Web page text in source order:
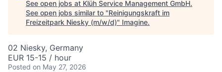
See open jobs at Klüh Service Management GmbH.
See open jobs similar to "Reinigungskraft im
Freizeitpark Niesky (m/w/d)" Imagine.
02 Niesky, Germany
EUR 15-15 / hour
Posted on May 27, 2026